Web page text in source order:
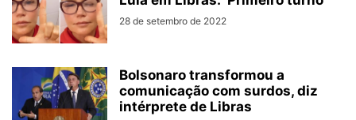
28 de setembro de 2022
Bolsonaro transformou a
comunicação com surdos, diz
intérprete de Libras